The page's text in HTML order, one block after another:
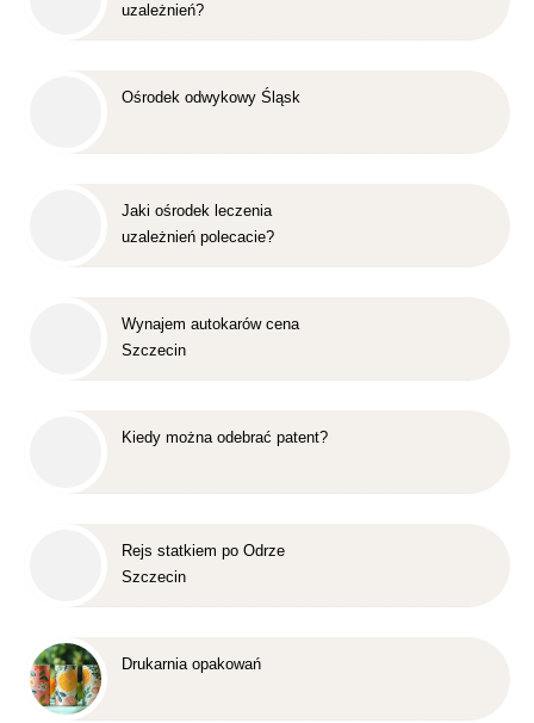
uzależnień?
Ośrodek odwykowy Śląsk
Jaki ośrodek leczenia
uzależnień polecacie?
Wynajem autokarów cena
Szczecin
Kiedy można odebrać patent?
Rejs statkiem po Odrze
Szczecin
Drukarnia opakowań